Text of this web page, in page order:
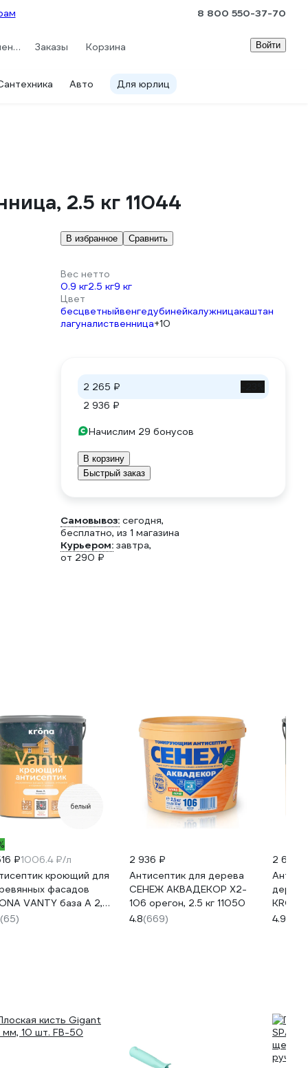
8 800 550-37-70
Сравнение Заказы Корзина Войти
Авто Для юрлиц
2.5 кг 11044
В избранное Сравнить
Вес нетто
0.9 кг2.5 кг9 кг
Цвет
бесцветныйвенгедубинейкалужницакаштан
лагуналиственница+10
2 265 ₽
2 936 ₽
Начислим 29 бонусов
В корзину
Быстрый заказ
Самовывоз: сегодня,
бесплатно, из 1 магазина
Курьером: завтра,
от 290 ₽
₽1006.4 ₽/л
кроющий для
фасадов
VANTY база А 2,5
(65)
2 936 ₽
Антисептик для дерева
СЕНЕЖ АКВАДЕКОР Х2-
106 орегон, 2.5 кг 11050
4.8(669)
2 648 ₽
л
4.9